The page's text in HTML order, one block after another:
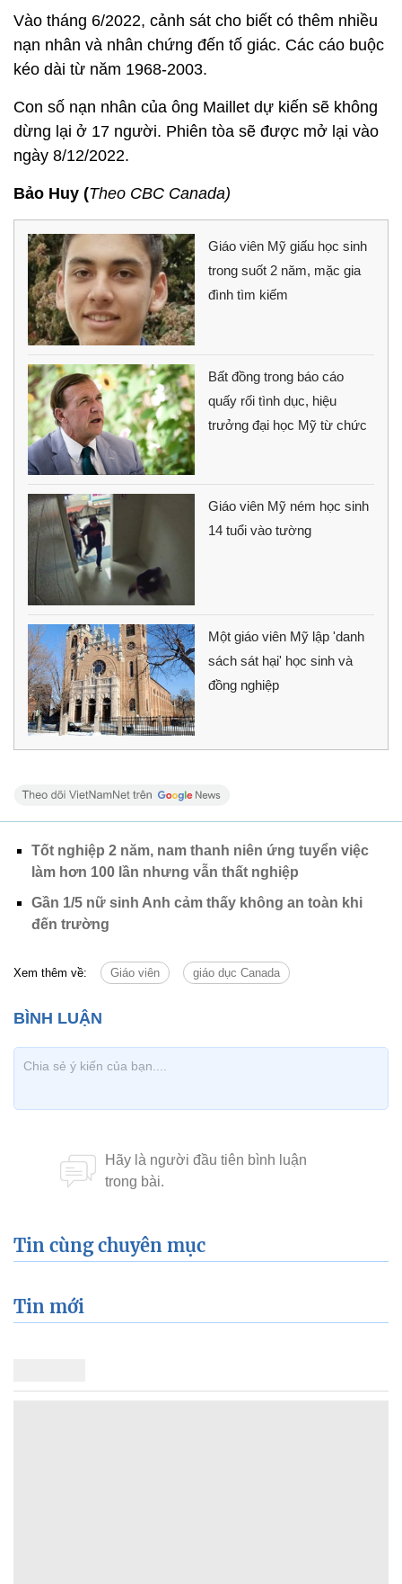
Vào tháng 6/2022, cảnh sát cho biết có thêm nhiều
nạn nhân và nhân chứng đến tố giác. Các cáo buộc
kéo dài từ năm 1968-2003.
Con số nạn nhân của ông Maillet dự kiến sẽ không
dừng lại ở 17 người. Phiên tòa sẽ được mở lại vào
ngày 8/12/2022.
Bảo Huy (Theo CBC Canada)
Giáo viên Mỹ giấu học sinh
trong suốt 2 năm, mặc gia
đình tìm kiếm
Bất đồng trong báo cáo
quấy rối tình dục, hiệu
trưởng đại học Mỹ từ chức
Giáo viên Mỹ ném học sinh
14 tuổi vào tường
Một giáo viên Mỹ lập 'danh
sách sát hại' học sinh và
đồng nghiệp
Tốt nghiệp 2 năm, nam thanh niên ứng tuyển việc
làm hơn 100 lần nhưng vẫn thất nghiệp
Gần 1/5 nữ sinh Anh cảm thấy không an toàn khi
đến trường
Xem thêm về: Giáo viên giáo dục Canada
Tin cùng chuyên mục
Tin mới